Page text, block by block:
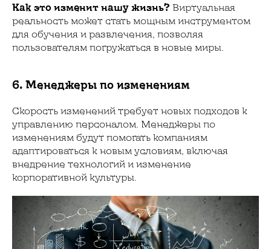
Как это изменит нашу жизнь? Виртуальная
реальность может стать мощным инструментом
для обучения и развлечения, позволяя
пользователям погружаться в новые миры.
6. Менеджеры по изменениям
Скорость изменений требует новых подходов к
управлению персоналом. Менеджеры по
изменениям будут помогать компаниям
адаптироваться к новым условиям, включая
внедрение технологий и изменение
корпоративной культуры.